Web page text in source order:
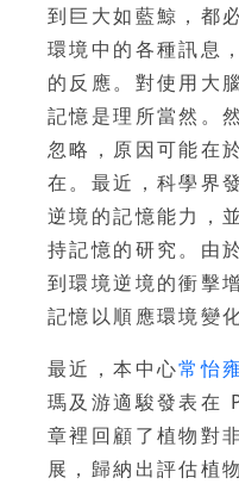
到巨大如藍鯨，都
環境中的各種訊息
的反應。對使用大
記憶是理所當然。
忽略，原因可能在
在。最近，科學界
逆境的記憶能力，
持記憶的研究。由
到環境逆境的衝擊
記憶以順應環境變
最近，本中心常怡
瑪及游適駿發表在
章裡回顧了植物對
展，歸納出評估植